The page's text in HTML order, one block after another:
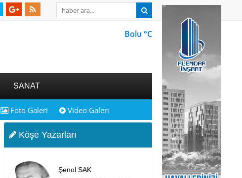
Bolu °C
SANAT
Foto Galeri Video Galeri
Köşe Yazarları
Şenol SAK